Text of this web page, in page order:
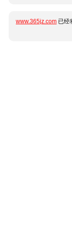
www.365jz.com 已经